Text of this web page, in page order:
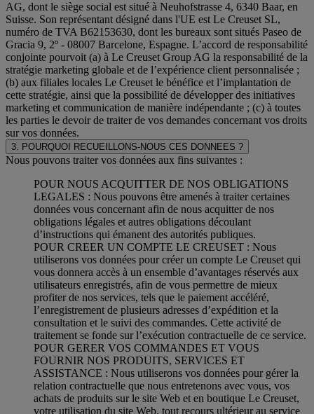
AG, dont le siège social est situé à Neuhofstrasse 4, 6340 Baar, en
Suisse. Son représentant désigné dans l'UE est Le Creuset SL,
numéro de TVA B62153630, dont les bureaux sont situés Paseo de
Gracia 9, 2º - 08007 Barcelone, Espagne. L’accord de responsabilité
conjointe pourvoit (a) à Le Creuset Group AG la responsabilité de la
stratégie marketing globale et de l’expérience client personnalisée ;
(b) aux filiales locales Le Creuset le bénéfice et l’implantation de
cette stratégie, ainsi que la possibilité de développer des initiatives
marketing et communication de manière indépendante ; (c) à toutes
les parties le devoir de traiter de vos demandes concernant vos droits
sur vos données.
3. POURQUOI RECUEILLONS-NOUS CES DONNEES ?
Nous pouvons traiter vos données aux fins suivantes :
POUR NOUS ACQUITTER DE NOS OBLIGATIONS
LEGALES : Nous pouvons être amenés à traiter certaines
données vous concernant afin de nous acquitter de nos
obligations légales et autres obligations découlant
d’instructions qui émanent des autorités publiques.
POUR CREER UN COMPTE LE CREUSET : Nous
utiliserons vos données pour créer un compte Le Creuset qui
vous donnera accès à un ensemble d’avantages réservés aux
utilisateurs enregistrés, afin de vous permettre de mieux
profiter de nos services, tels que le paiement accéléré,
l’enregistrement de plusieurs adresses d’expédition et la
consultation et le suivi des commandes. Cette activité de
traitement se fonde sur l’exécution contractuelle de ce service.
POUR GERER VOS COMMANDES ET VOUS
FOURNIR NOS PRODUITS, SERVICES ET
ASSISTANCE : Nous utiliserons vos données pour gérer la
relation contractuelle que nous entretenons avec vous, vos
achats de produits sur le site Web et en boutique Le Creuset,
votre utilisation du site Web, tout recours ultérieur au service